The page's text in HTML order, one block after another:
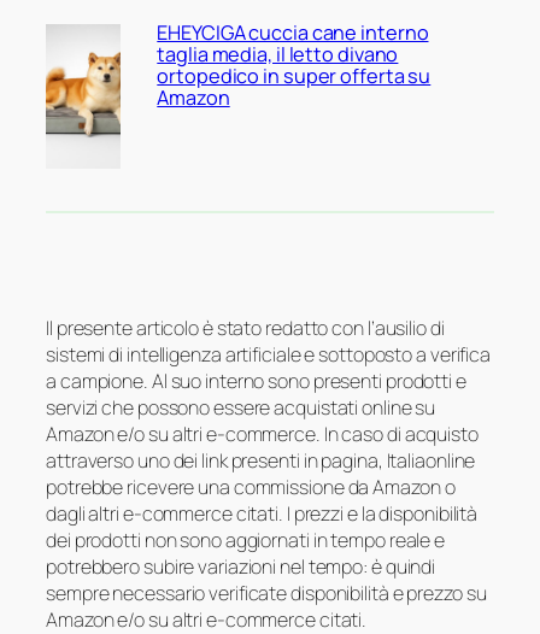
EHEYCIGA cuccia cane interno
taglia media, il letto divano
ortopedico in super offerta su
Amazon
Il presente articolo è stato redatto con l’ausilio di
sistemi di intelligenza artificiale e sottoposto a verifica
a campione. Al suo interno sono presenti prodotti e
servizi che possono essere acquistati online su
Amazon e/o su altri e-commerce. In caso di acquisto
attraverso uno dei link presenti in pagina, Italiaonline
potrebbe ricevere una commissione da Amazon o
dagli altri e-commerce citati. I prezzi e la disponibilità
dei prodotti non sono aggiornati in tempo reale e
potrebbero subire variazioni nel tempo: è quindi
sempre necessario verificate disponibilità e prezzo su
Amazon e/o su altri e-commerce citati.